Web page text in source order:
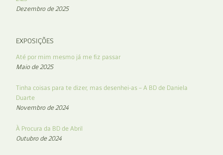
Dezembro de 2025
EXPOSIÇÕES
Até por mim mesmo já me fiz passar
Maio de 2025
Tinha coisas para te dizer, mas desenhei-as – A BD de Daniela
Duarte
Novembro de 2024
À Procura da BD de Abril
Outubro de 2024